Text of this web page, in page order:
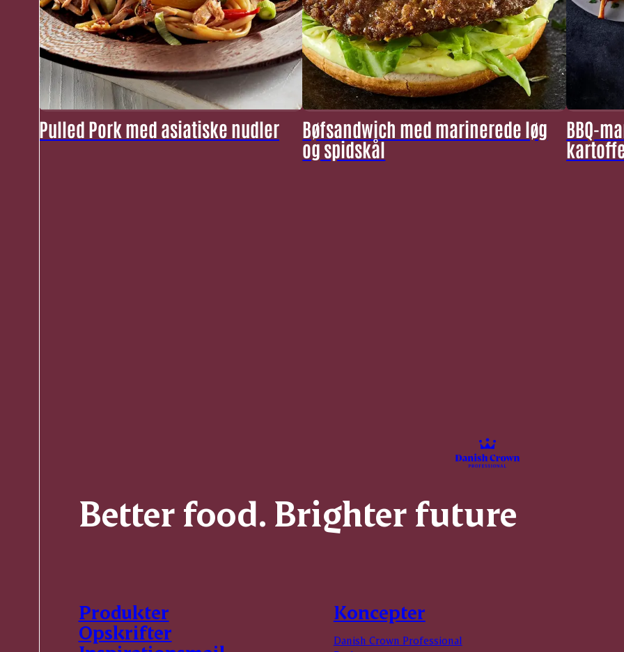
Pulled Pork med asiatiske nudler
Bøfsandwich med marinerede løg
og spidskål
BBQ-
Better food. Brighter future
Koncepter
Danish Crown Professional
Produkter
Opskrifter